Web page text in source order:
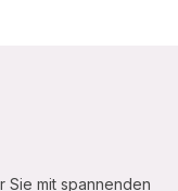
Sie mit spannenden